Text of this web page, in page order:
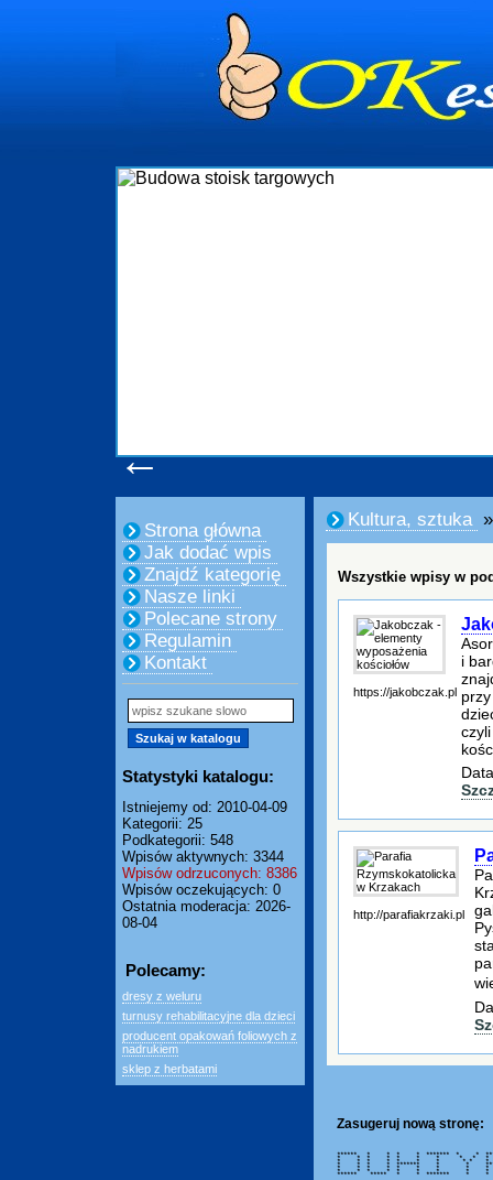
←
Strona główna
Jak dodać wpis
Znajdź kategorię
Nasze linki
Polecane strony
Regulamin
Kontakt
Statystyki katalogu:
Istniejemy od: 2010-04-09
Kategorii: 25
Podkategorii: 548
Wpisów aktywnych: 3344
Wpisów odrzuconych: 8386
Wpisów oczekujących: 0
Ostatnia moderacja: 2026-
08-04
Polecamy:
dresy z weluru
turnusy rehabilitacyjne dla dzieci
producent opakowań foliowych z
nadrukiem
sklep z herbatami
Kultura, sztuka
Wszystkie wpisy w
https://jakobczak.pl
i
http://parafiakrzaki.pl
Zasugeruj nową stronę:
****** * * * * ******* * *
* * * * * * * * *
* * * * * * * * *
* * * * ******* * *
* * * * * * *
* * * * * * * *
****** ***** * * ******* *